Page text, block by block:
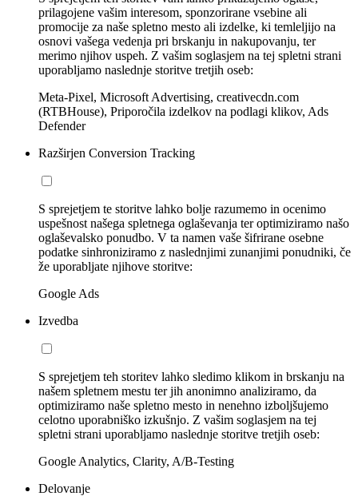
prilagojene vašim interesom, sponzorirane vsebine ali
promocije za naše spletno mesto ali izdelke, ki temleljijo na
osnovi vašega vedenja pri brskanju in nakupovanju, ter
merimo njihov uspeh. Z vašim soglasjem na tej spletni strani
uporabljamo naslednje storitve tretjih oseb:
Meta-Pixel, Microsoft Advertising, creativecdn.com
(RTBHouse), Priporočila izdelkov na podlagi klikov, Ads
Defender
Razširjen Conversion Tracking
S sprejetjem te storitve lahko bolje razumemo in ocenimo
uspešnost našega spletnega oglaševanja ter optimiziramo našo
oglaševalsko ponudbo. V ta namen vaše šifrirane osebne
podatke sinhroniziramo z naslednjimi zunanjimi ponudniki, če
že uporabljate njihove storitve:
Google Ads
Izvedba
S sprejetjem teh storitev lahko sledimo klikom in brskanju na
našem spletnem mestu ter jih anonimno analiziramo, da
optimiziramo naše spletno mesto in nenehno izboljšujemo
celotno uporabniško izkušnjo. Z vašim soglasjem na tej
spletni strani uporabljamo naslednje storitve tretjih oseb:
Google Analytics, Clarity, A/B-Testing
Delovanje